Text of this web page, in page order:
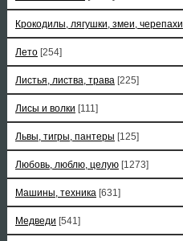
Крокодилы, лягушки, змеи, черепахи
Лето [254]
Листья, листва, трава [225]
Лисы и волки [111]
Львы, тигры, пантеры [125]
Любовь, люблю, целую [1273]
Машины, техника [631]
Медведи [541]